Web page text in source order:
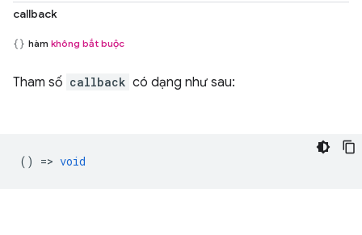
callback
hàm không bắt buộc
Tham số callback có dạng như sau:
() => void